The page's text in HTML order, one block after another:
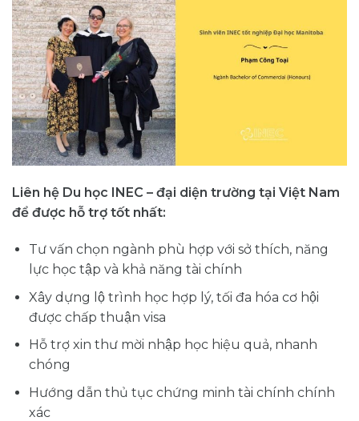
Liên hệ Du học INEC – đại diện trường tại Việt Nam
để được hỗ trợ tốt nhất:
Tư vấn chọn ngành phù hợp với sở thích, năng
lực học tập và khả năng tài chính
Xây dựng lộ trình học hợp lý, tối đa hóa cơ hội
được chấp thuận visa
Hỗ trợ xin thư mời nhập học hiệu quả, nhanh
chóng
Hướng dẫn thủ tục chứng minh tài chính chính
xác